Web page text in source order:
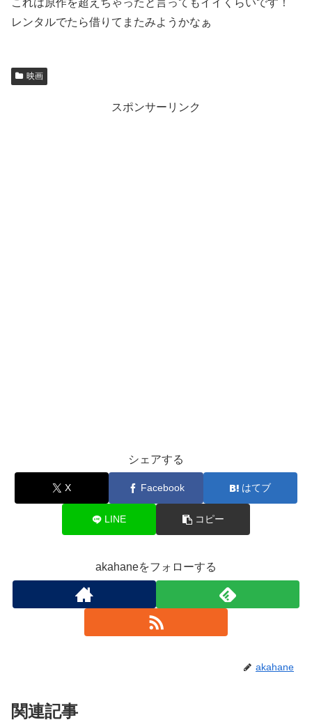
レンタルでたら借りてまたみようかなぁ
映画
スポンサーリンク
シェアする
X Facebook はてブ
LINE コピー
akahaneをフォローする
akahane
関連記事